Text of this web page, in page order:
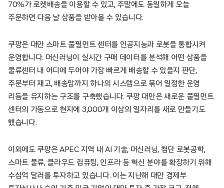
70%가 로켓배송을 이용할 수 있고, 주말에도 동일하게 오늘
주문하면 다음 날 상품을 받아볼 수 있습니다.
쿠팡은 대만 스마트 풀필먼트 센터를 인공지능과 로봇을 통합시켜
운영합니다. 머신러닝이 실시간 구매 데이터를 분석해 어떤 상품을
물류센터 내 어디에 두어야 가장 빠르게 배송할 수 있을지 판단,
주문부터 재고, 배송망까지 하나의 시스템으로 묶어 일정한 운영
리듬을 유지하는 구조를 구축했습니다. 쿠팡 대만은 새로운 풀필먼트
센터의 가동으로 현지에 3,000개 이상의 일자리를 새로 만들기도
했습니다.
이외에도 쿠팡은 APEC 지역 내 AI 기술, 머신러닝, 첨단 로봇공학,
스마트 물류, 클라우드 컴퓨팅, 인프라 등 혁신 분야를 확장하기 위해
수십억 달러를 투자하고 있습니다. 이는 지난해 대만 경제부